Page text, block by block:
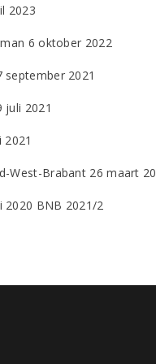
2023
6 oktober 2022
2021
juli 2021
2021
West-Brabant 26 maart
2020 BNB 2021/2